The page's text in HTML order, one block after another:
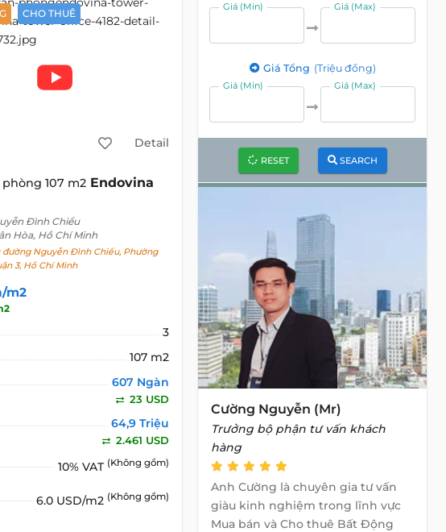
CHO THUÊ
Detail
107 m2 Endovina
Đình Chiểu
Hòa, Hồ Chí Minh
đường Nguyễn Đình Chiểu, Phường
3, Hồ Chí Minh
m2
3
107 m2
607 Ngàn
23 USD
64,9 Triệu
2.461 USD
10% VAT (Không gồm)
6.0 USD/m2 (Không gồm)
Giá (Min) Giá (Max)
Giá Tổng (Triệu đồng)
Giá (Min) Giá (Max)
RESET SEARCH
Cường Nguyễn (Mr)
Trưởng bộ phận tư vấn khách
hàng
Anh Cường là chuyên gia tư vấn
giàu kinh nghiệm trong lĩnh vực
Mua bán và Cho thuê Bất Động